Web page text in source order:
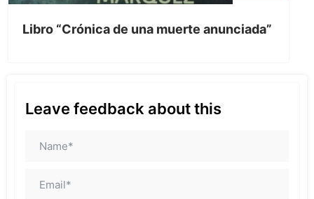
Libro “Crónica de una muerte anunciada”
Leave feedback about this